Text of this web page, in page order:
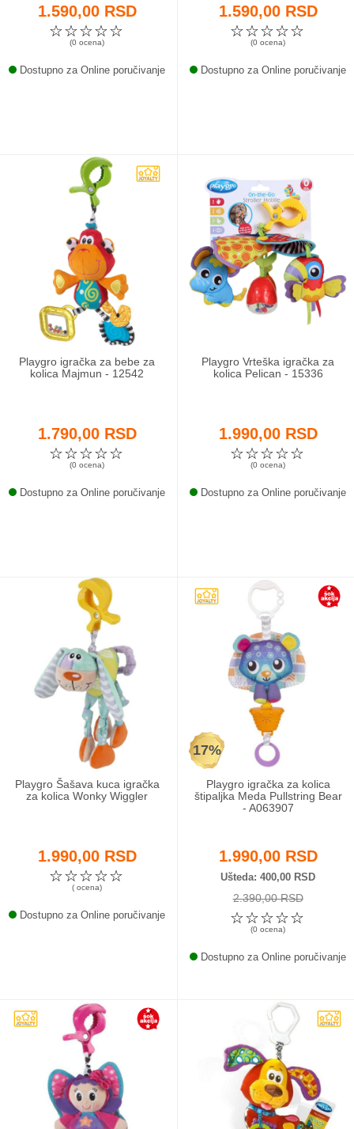
1.590,00 RSD
☆
☆
☆
☆
☆
(0 ocena)
Dostupno za Online poručivanje
1.590,00 RSD
☆
☆
☆
☆
☆
(0 ocena)
Dostupno za Online poručivanje
Playgro igračka za bebe za
kolica Majmun - 12542
1.790,00 RSD
☆
☆
☆
☆
☆
(0 ocena)
Dostupno za Online poručivanje
Playgro Vrteška igračka za
kolica Pelican - 15336
1.990,00 RSD
☆
☆
☆
☆
☆
(0 ocena)
Dostupno za Online poručivanje
Playgro Šašava kuca igračka
za kolica Wonky Wiggler
1.990,00 RSD
☆
☆
☆
☆
☆
( ocena)
Dostupno za Online poručivanje
17%
Playgro igračka za kolica
štipaljka Meda Pullstring Bear
- A063907
1.990,00 RSD
Ušteda 400,00 RSD
2.390,00 RSD
☆
☆
☆
☆
☆
(0 ocena)
Dostupno za Online poručivanje